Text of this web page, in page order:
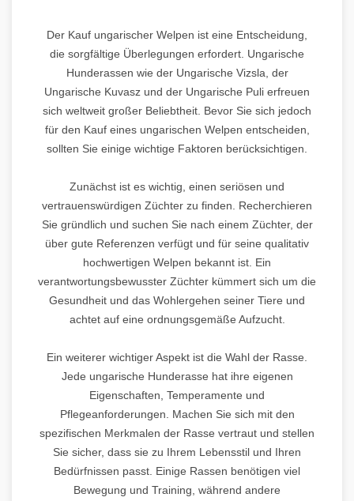
Der Kauf ungarischer Welpen ist eine Entscheidung,
die sorgfältige Überlegungen erfordert. Ungarische
Hunderassen wie der Ungarische Vizsla, der
Ungarische Kuvasz und der Ungarische Puli erfreuen
sich weltweit großer Beliebtheit. Bevor Sie sich jedoch
für den Kauf eines ungarischen Welpen entscheiden,
sollten Sie einige wichtige Faktoren berücksichtigen.
Zunächst ist es wichtig, einen seriösen und
vertrauenswürdigen Züchter zu finden. Recherchieren
Sie gründlich und suchen Sie nach einem Züchter, der
über gute Referenzen verfügt und für seine qualitativ
hochwertigen Welpen bekannt ist. Ein
verantwortungsbewusster Züchter kümmert sich um die
Gesundheit und das Wohlergehen seiner Tiere und
achtet auf eine ordnungsgemäße Aufzucht.
Ein weiterer wichtiger Aspekt ist die Wahl der Rasse.
Jede ungarische Hunderasse hat ihre eigenen
Eigenschaften, Temperamente und
Pflegeanforderungen. Machen Sie sich mit den
spezifischen Merkmalen der Rasse vertraut und stellen
Sie sicher, dass sie zu Ihrem Lebensstil und Ihren
Bedürfnissen passt. Einige Rassen benötigen viel
Bewegung und Training, während andere